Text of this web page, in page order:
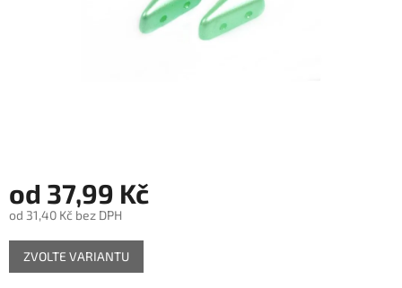
od 37,99 Kč
od 31,40 Kč bez DPH
Měrná
cena:
ZVOLTE VARIANTU